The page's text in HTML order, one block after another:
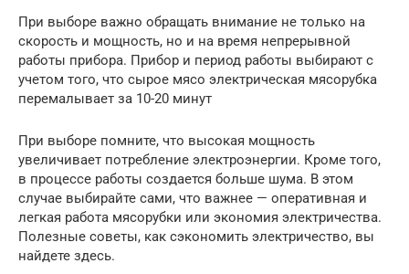
При выборе важно обращать внимание не только на
скорость и мощность, но и на время непрерывной
работы прибора. Прибор и период работы выбирают с
учетом того, что сырое мясо электрическая мясорубка
перемалывает за 10-20 минут
При выборе помните, что высокая мощность
увеличивает потребление электроэнергии. Кроме того,
в процессе работы создается больше шума. В этом
случае выбирайте сами, что важнее — оперативная и
легкая работа мясорубки или экономия электричества.
Полезные советы, как сэкономить электричество, вы
найдете здесь.